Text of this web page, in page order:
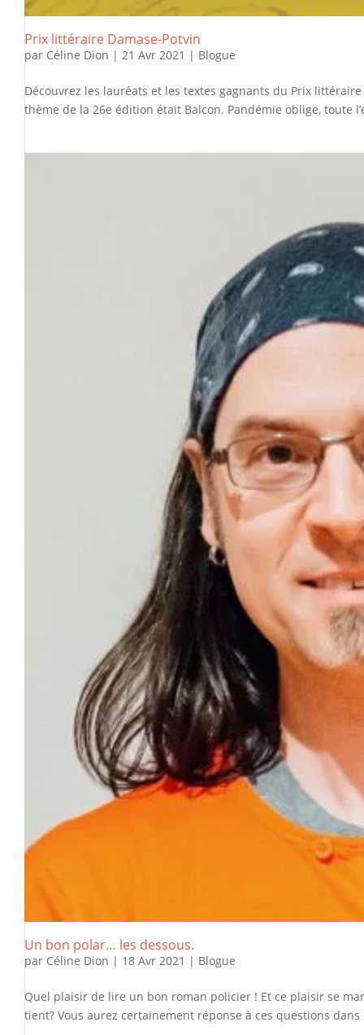
Prix littéraire Damase-Potvin
par Céline Dion | 21 Avr 2021 | Blogue
Découvrez les lauréats et les textes gagnants du Prix
thème de la 26e édition était Balcon. Pandémie oblige, toute
Un bon polar… les dessous.
par Céline Dion | 18 Avr 2021 | Blogue
Quel plaisir de lire un bon roman policier ! Et ce plaisir se
tient? Vous aurez certainement réponse à ces questions